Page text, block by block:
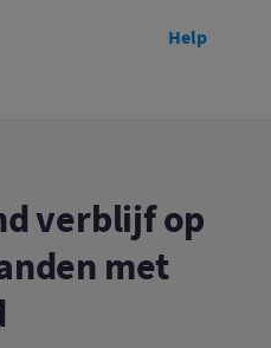
Help
Toon prijzen
verblijf op
met